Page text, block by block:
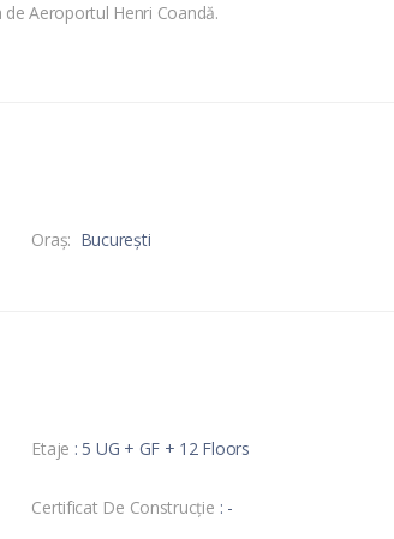
Aeroportul Henri Coandă.
Oraş: București
Etaje : 5 UG + GF + 12 Floors
Certificat De Construcție : -